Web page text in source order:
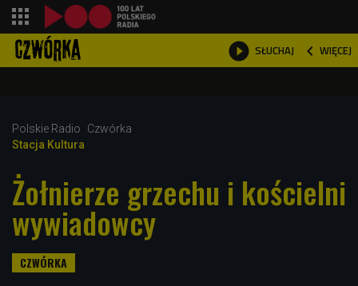
 SŁUCHAJ  WIĘCEJ

Polskie Radio
Czwórka
Stacja Kultura
Żołnierze grzechu i kościelni
wywiadowcy